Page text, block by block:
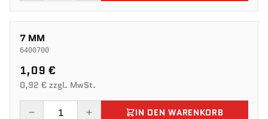
7 MM
6400700
1,09 €
0,92 € zzgl. MwSt.
IN DEN WARENKORB